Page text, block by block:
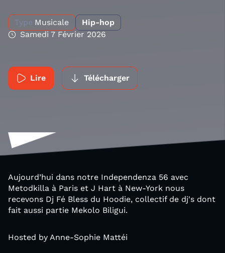
Type Musicale
Hip-hop
Samedi 7 Février 2026
Lire Télécharger
Aujourd’hui dans notre Independenza 56 avec
Metodkilla à Paris et J Hart à New-York nous
recevons Dj Fé Bless du Hoodie, collectif de dj's dont
fait aussi partie Mekolo Biligui.
Hosted by Anne-Sophie Mattéi